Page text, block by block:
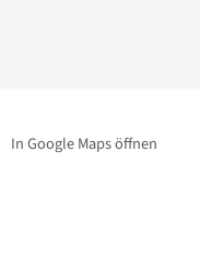
In Google Maps öffnen